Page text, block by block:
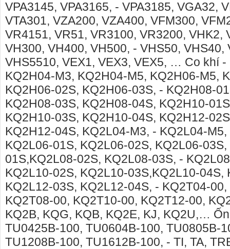
VPA3145, VPA3165, - VPA3185, VGA32,
VTA301, VZA200, VZA400, VFM300,
VR4151, VR51, VR3100, VR3200, VHK2,
VH300, VH400, VH500, - VHS50, VHS40,
VHS5510, VEX1, VEX3, VEX5, … Co khí -
KQ2H04-M3, KQ2H04-M5, KQ2H06-M5,
KQ2H06-02S, KQ2H06-03S, - KQ2H08-
KQ2H08-03S, KQ2H08-04S, KQ2H10-
KQ2H10-03S, KQ2H10-04S, KQ2H12-
KQ2H12-04S, KQ2L04-M3, - KQ2L04-
KQ2L06-01S, KQ2L06-02S, KQ2L06-
01S,KQ2L08-02S, KQ2L08-03S, -
KQ2L10-02S, KQ2L10-03S,KQ2L10-04S,
KQ2L12-03S, KQ2L12-04S, - KQ2T04-
KQ2T08-00, KQ2T10-00, KQ2T12-00,
KQ2B, KQG, KQB, KQ2E, KJ, KQ2U,…
TU0425B-100, TU0604B-100, TU0805B-
TU1208B-100, TU1612B-100, - TI, TA,